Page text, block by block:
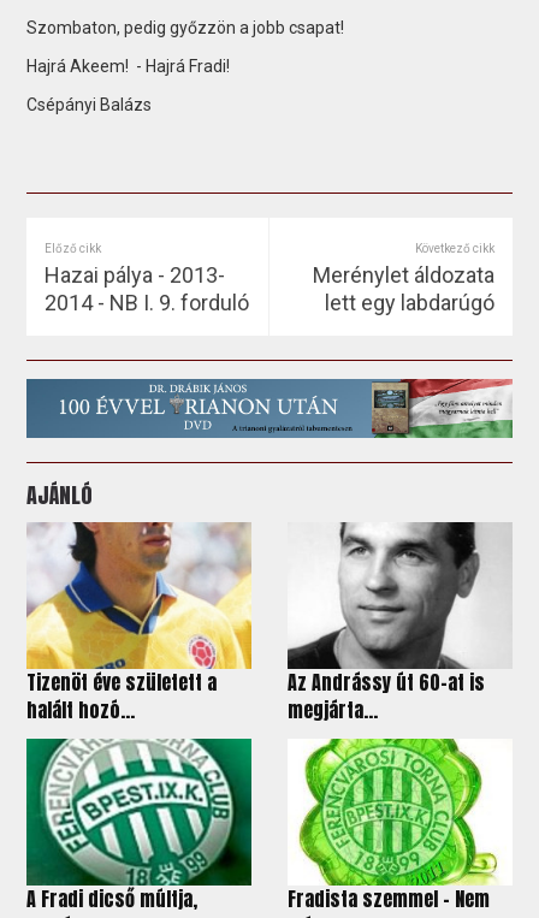
Szombaton, pedig győzzön a jobb csapat!
Hajrá Akeem! - Hajrá Fradi!
Csépányi Balázs
Előző cikk
Hazai pálya - 2013-
2014 - NB I. 9. forduló
Következő cikk
Merénylet áldozata
lett egy labdarúgó
AJÁNLÓ
Tizenöt éve született a
halált hozó...
Az Andrássy út 60-at is
megjárta...
A Fradi dicső múltja,
Fradista szemmel - Nem